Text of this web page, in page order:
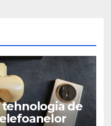
tehnologia de